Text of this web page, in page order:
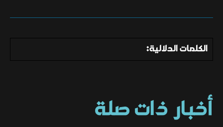
الكلمات الدلالية:
أخبار ذات صلة